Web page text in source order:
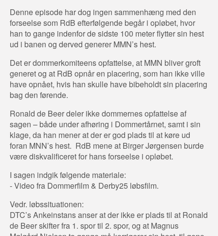
Denne episode har dog ingen sammenhæng med den
forseelse som RdB efterfølgende begår i opløbet, hvor
han to gange indenfor de sidste 100 meter flytter sin hest
ud i banen og derved generer MMN’s hest.
Det er dommerkomiteens opfattelse, at MMN bliver groft
generet og at RdB opnår en placering, som han ikke ville
have opnået, hvis han skulle have bibeholdt sin placering
bag den førende.
Ronald de Beer deler ikke dommernes opfattelse af
sagen – både under afhøring i Dommertårnet, samt i sin
klage, da han mener at der er god plads til at køre ud
foran MNN’s hest. RdB mene at Birger Jørgensen burde
være diskvalificeret for hans forseelse i opløbet.
I sagen indgik følgende materiale:
- Video fra Dommerfilm & Derby25 løbsfilm.
Vedr. løbssituationen:
DTC’s Ankeinstans anser at der ikke er plads til at Ronald
de Beer skifter fra 1. spor til 2. spor, og at Magnus